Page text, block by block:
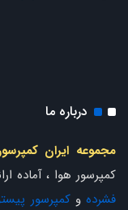
درباره ما
مجموعه ایران
کمپرسور هوا ، آماده
فشرده وکمپرسور